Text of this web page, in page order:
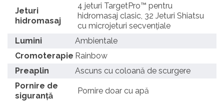
Jeturi
hidromasaj
4 jeturi TargetPro™ pentru
hidromasaj clasic, 32 Jeturi Shiatsu
cu microjeturi secvențiale
Lumini
Ambientale
Cromoterapie Rainbow
Preaplin
Ascuns cu coloană de scurgere
Pornire de
siguranță
Pornire doar cu apă